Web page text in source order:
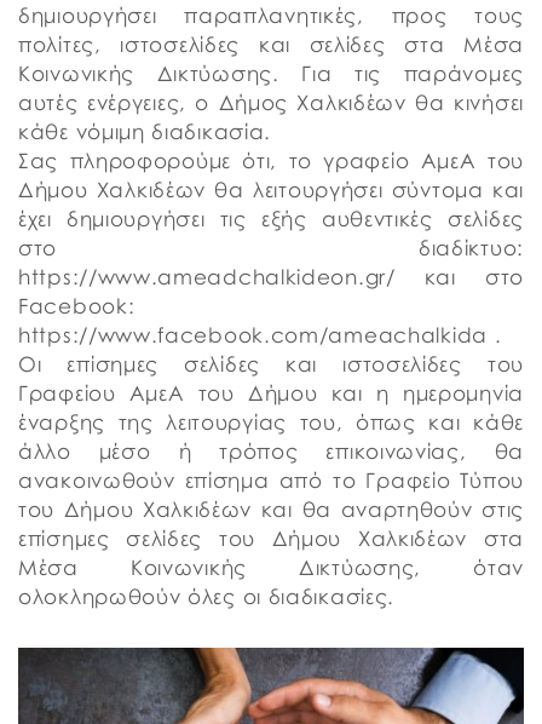
δημιουργήσει παραπλανητικές, προς τους
πολίτες, ιστοσελίδες και σελίδες στα Μέσα
Κοινωνικής Δικτύωσης. Για τις παράνομες
αυτές ενέργειες, ο Δήμος Χαλκιδέων θα κινήσει
κάθε νόμιμη διαδικασία.
Σας πληροφορούμε ότι, το γραφείο ΑμεΑ του
Δήμου Χαλκιδέων θα λειτουργήσει σύντομα και
έχει δημιουργήσει τις εξής αυθεντικές σελίδες
στο διαδίκτυο:
https://www.ameadchalkideon.gr/ και στο
Facebook:
https://www.facebook.com/ameachalkida .
Οι επίσημες σελίδες και ιστοσελίδες του
Γραφείου ΑμεΑ του Δήμου και η ημερομηνία
έναρξης της λειτουργίας του, όπως και κάθε
άλλο μέσο ή τρόπος επικοινωνίας, θα
ανακοινωθούν επίσημα από το Γραφείο Τύπου
του Δήμου Χαλκιδέων και θα αναρτηθούν στις
επίσημες σελίδες του Δήμου Χαλκιδέων στα
Μέσα Κοινωνικής Δικτύωσης, όταν
ολοκληρωθούν όλες οι διαδικασίες.